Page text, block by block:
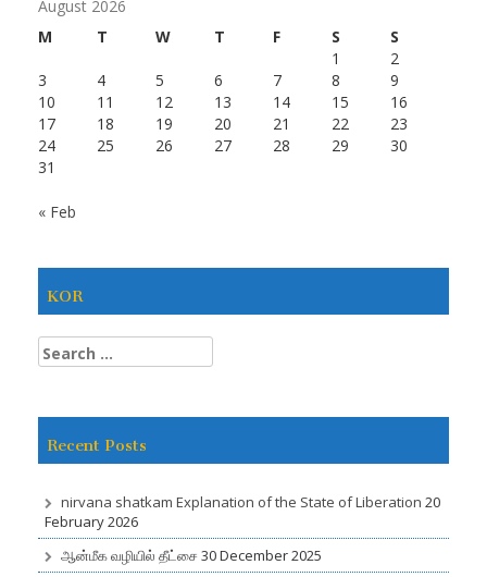
August 2026
M
T W T F S
S
1
2
3
4 5 6 7 8
9
10
11 12 13 14 15
16
17
18 19 20 21 22
23
24
25 26 27 28 29
30
31
« Feb
KOR
S
e
o
:
Recent Posts
nirvana shatkam Explanation of the State of Liberation 20
February 2026
ஆன்மீக வழியில் தீட்சை30 December 2025